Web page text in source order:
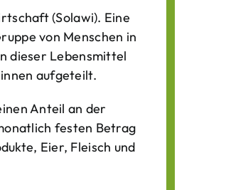
(Solawi). Eine
von Menschen in
dieser Lebens­mittel
aufgeteilt.
Anteil an der
festen Betrag
Eier, Fleisch und